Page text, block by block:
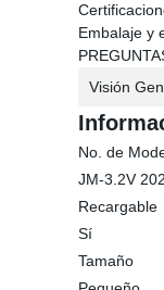
Embalaje y
Visión
No. de
JM-3.2V
Recargable
Sí
Tamaño